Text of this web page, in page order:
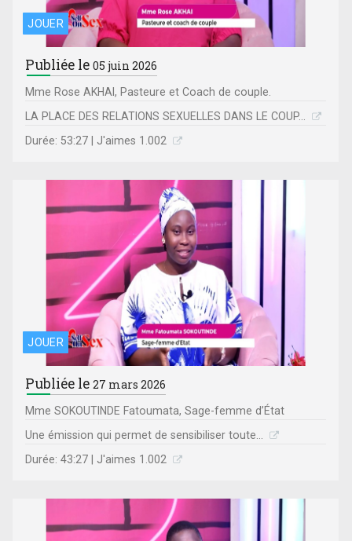
JOUER
Publiée le05 juin 2026
Mme Rose AKHAI, Pasteure et Coach de couple.
LA PLACE DES RELATIONS SEXUELLES DANS LE COUP...
Durée: 53:27 | J'aimes 1.002
JOUER
Publiée le27 mars 2026
Mme SOKOUTINDE Fatoumata, Sage-femme d’État
Une émission qui permet de sensibiliser toute...
Durée: 43:27 | J'aimes 1.002